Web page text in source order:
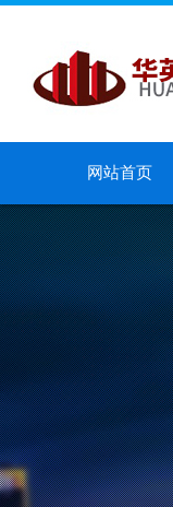
网站首页